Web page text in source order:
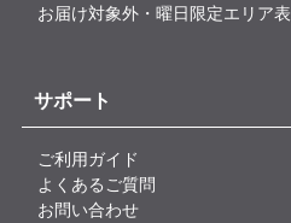
お届け対象外・曜日限定エリア表
サポート
ご利用ガイド
よくあるご質問
お問い合わせ